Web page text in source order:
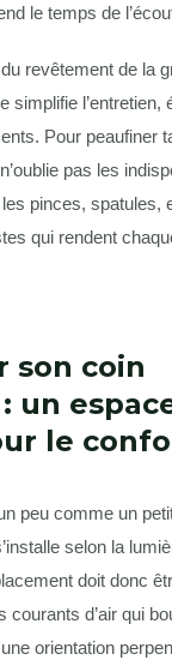
le temps de
revêtement de la
simplifie l’entretien,
Pour peaufiner
pas les
pinces, spatules,
qui rendent
son coin
un
le
peu comme un
selon la
doit donc
courants d’air qui
orientation